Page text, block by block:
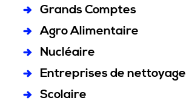
Grands Comptes
Agro Alimentaire
Nucléaire
Entreprises de nettoyage
Scolaire